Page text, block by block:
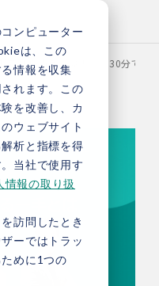
ンピューター
は、この
情報を収集
れます。この
を改善し、カ
ウェブサイト
析と指標を得
当社で使用す
情報の取り扱
訪問したとき
ーではトラッ
めに1つの
】新任担当者必見！！／30分で